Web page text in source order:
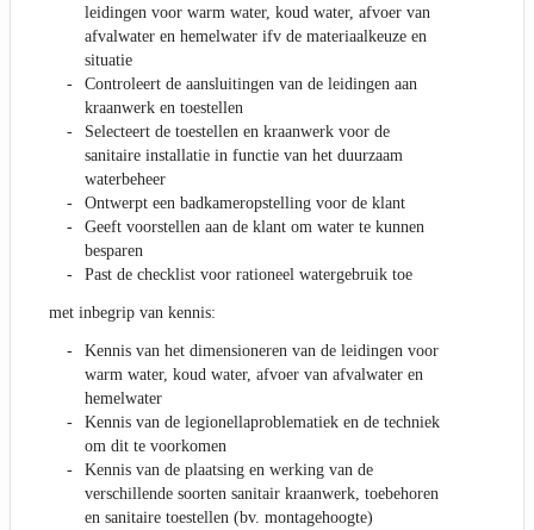
leidingen voor warm water, koud water, afvoer van
afvalwater en hemelwater ifv de materiaalkeuze en
situatie
Controleert de aansluitingen van de leidingen aan
kraanwerk en toestellen
Selecteert de toestellen en kraanwerk voor de
sanitaire installatie in functie van het duurzaam
waterbeheer
Ontwerpt een badkameropstelling voor de klant
Geeft voorstellen aan de klant om water te kunnen
besparen
Past de checklist voor rationeel watergebruik toe
met inbegrip van kennis:
Kennis van het dimensioneren van de leidingen voor
warm water, koud water, afvoer van afvalwater en
hemelwater
Kennis van de legionellaproblematiek en de techniek
om dit te voorkomen
Kennis van de plaatsing en werking van de
verschillende soorten sanitair kraanwerk, toebehoren
en sanitaire toestellen (bv. montagehoogte)